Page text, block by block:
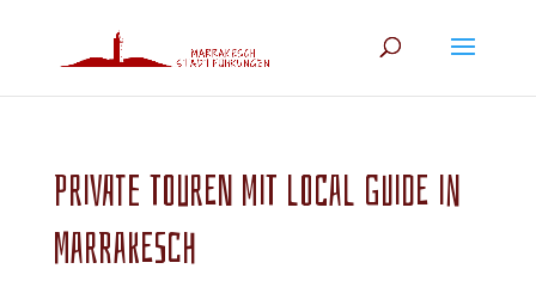
Private Touren mit Local Guide in
Marrakesch